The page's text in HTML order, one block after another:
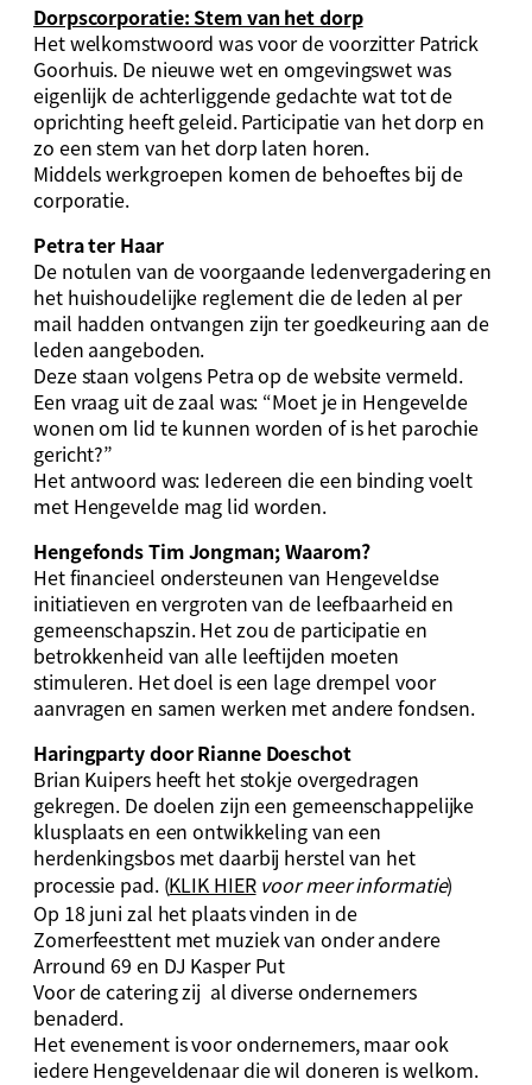
Dorpscorporatie: Stem van het dorp
Het welkomstwoord was voor de voorzitter Patrick
Goorhuis. De nieuwe wet en omgevingswet was
eigenlijk de achterliggende gedachte wat tot de
oprichting heeft geleid. Participatie van het dorp en
zo een stem van het dorp laten horen.
Middels werkgroepen komen de behoeftes bij de
corporatie.
Petra ter Haar
De notulen van de voorgaande ledenvergadering en
het huishoudelijke reglement die de leden al per
mail hadden ontvangen zijn ter goedkeuring aan de
leden aangeboden.
Deze staan volgens Petra op de website vermeld.
Een vraag uit de zaal was: “Moet je in Hengevelde
wonen om lid te kunnen worden of is het parochie
gericht?”
Het antwoord was: Iedereen die een binding voelt
met Hengevelde mag lid worden.
Hengefonds Tim Jongman; Waarom?
Het financieel ondersteunen van Hengeveldse
initiatieven en vergroten van de leefbaarheid en
gemeenschapszin. Het zou de participatie en
betrokkenheid van alle leeftijden moeten
stimuleren. Het doel is een lage drempel voor
aanvragen en samen werken met andere fondsen.
Haringparty door Rianne Doeschot
Brian Kuipers heeft het stokje overgedragen
gekregen. De doelen zijn een gemeenschappelijke
klusplaats en een ontwikkeling van een
herdenkingsbos met daarbij herstel van het
processie pad. (KLIK HIER voor meer informatie)
Op 18 juni zal het plaats vinden in de
Zomerfeesttent met muziek van onder andere
Arround 69 en DJ Kasper Put
Voor de catering zij al diverse ondernemers
benaderd.
Het evenement is voor ondernemers, maar ook
iedere Hengeveldenaar die wil doneren is welkom.